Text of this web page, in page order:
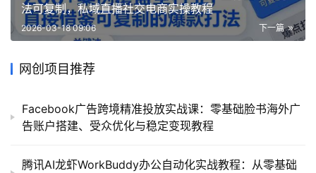
法可复制，私域直播社交电商实操教程
下一篇
2026-03-18 09:06
网创项目推荐
Facebook广告跨境精准投放实战课：零基础脸书海外广
告账户搭建、受众优化与稳定变现教程
腾讯AI龙虾WorkBuddy办公自动化实战教程：从零基础